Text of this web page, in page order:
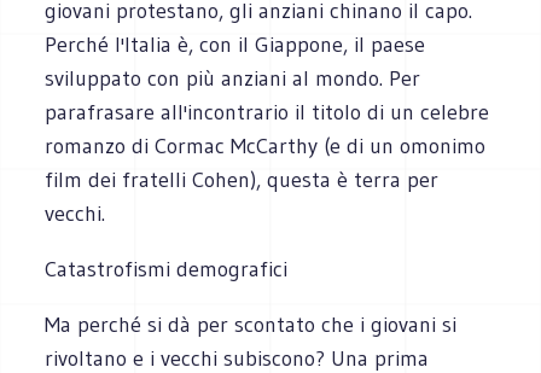
giovani protestano, gli anziani chinano il capo.
Perché l'Italia è, con il Giappone, il paese
sviluppato con più anziani al mondo. Per
parafrasare all'incontrario il titolo di un celebre
romanzo di Cormac McCarthy (e di un omonimo
film dei fratelli Cohen), questa è terra per
vecchi.
Catastrofismi demografici
Ma perché si dà per scontato che i giovani si
rivoltano e i vecchi subiscono? Una prima